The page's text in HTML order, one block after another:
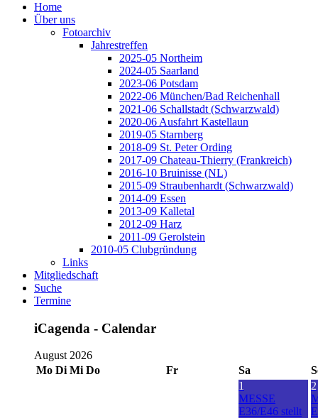
Home
Über uns
Fotoarchiv
Jahrestreffen
2025-05 Northeim
2024-05 Saarland
2023-06 Potsdam
2022-06 München/Bad Reichenhall
2021-06 Schallstadt (Schwarzwald)
2020-06 Ausfahrt Kastellaun
2019-05 Starnberg
2018-09 St. Peter Ording
2017-09 Chateau-Thierry (Frankreich)
2016-10 Bruinisse (NL)
2015-09 Straubenhardt (Schwarzwald)
2014-09 Essen
2013-09 Kalletal
2012-09 Harz
2011-09 Gerolstein
2010-05 Clubgründung
Links
Mitgliedschaft
Suche
Termine
iCagenda - Calendar
August 2026
Mo Di Mi Do Fr Sa
1
MESSE
E36/E46 stellt
2